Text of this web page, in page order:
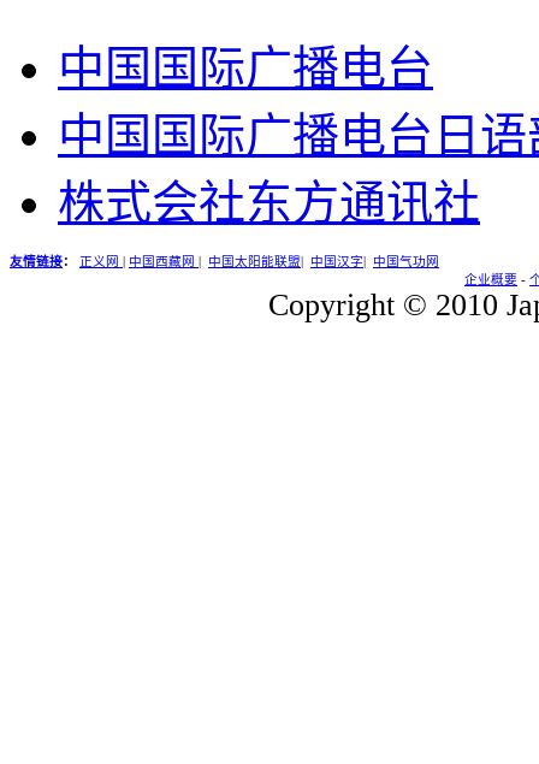
中国国际广播电台
中国国际广播电台日语
株式会社东方通讯社
友情链接： 正义网 中国西藏网 中国太阳能联盟 中国汉字
中国气功网
企业概要 -
Copyright © 2010